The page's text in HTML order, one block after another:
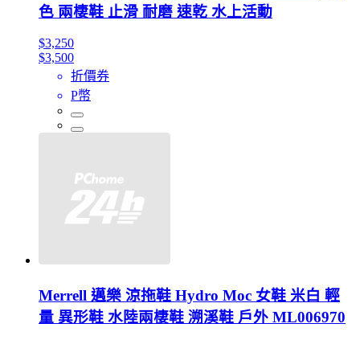
色 兩棲鞋 止滑 耐磨 速乾 水上活動
$3,250
$3,500
折價券
P幣
Merrell 邁樂 涼拖鞋 Hydro Moc 女鞋 米白 輕
量 異形鞋 水陸兩棲鞋 溯溪鞋 戶外 ML006970